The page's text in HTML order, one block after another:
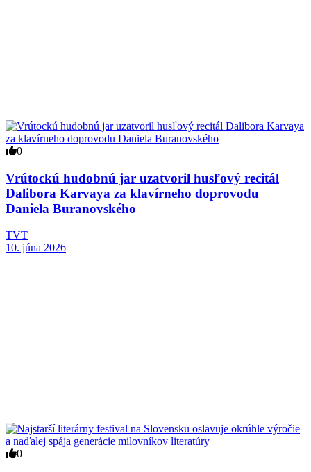
0
Vrútockú hudobnú jar uzatvoril husľový recitál
Dalibora Karvaya za klavírneho doprovodu
Daniela Buranovského
TVT
10. júna 2026
0